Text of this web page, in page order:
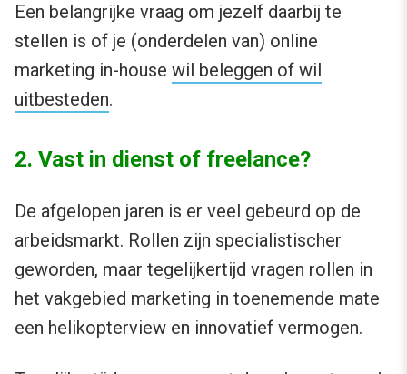
Een belangrijke vraag om jezelf daarbij te
stellen is of je (onderdelen van) online
marketing in-house wil beleggen of wil
uitbesteden.
2. Vast in dienst of freelance?
De afgelopen jaren is er veel gebeurd op de
arbeidsmarkt. Rollen zijn specialistischer
geworden, maar tegelijkertijd vragen rollen in
het vakgebied marketing in toenemende mate
een helikopterview en innovatief vermogen.